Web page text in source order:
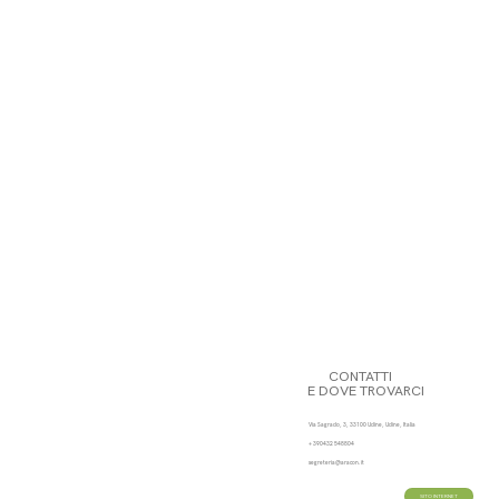
CONTATTI
E DOVE TROVARCI
SITO INTERNET
Via Sagrado, 3, 33100 Udine, Udine, Italia
+ 390432 548804
segreteria@aracon.it